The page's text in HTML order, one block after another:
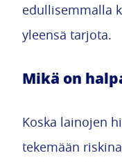
edullisemmalla
yleensä tarjota.
Mikä on
Koska lainojen
tekemään